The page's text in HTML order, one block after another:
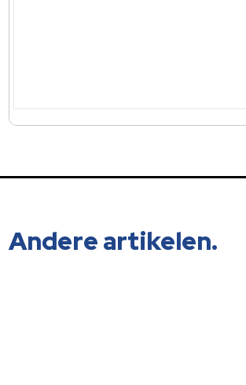
Andere artikelen.